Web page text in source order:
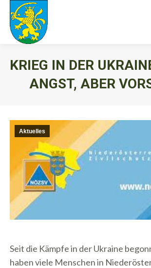
KRIEG IN DER
ANGST, ABER
Aktuelles
Seit die Kämpfe in der Ukraine
haben viele Menschen in